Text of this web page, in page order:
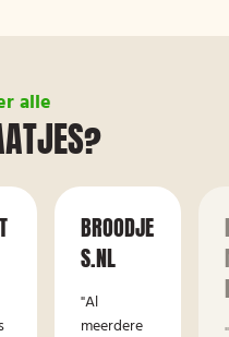
alle
BROODJE
S.NL
"Al
meerdere